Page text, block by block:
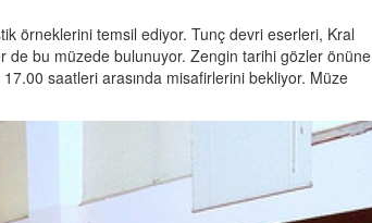
örneklerini temsil ediyor. Tunç devri eserleri, Kral
de bu müzede bulunuyor. Zengin tarihi gözler önüne
saatleri arasında misafirlerini bekliyor. Müze